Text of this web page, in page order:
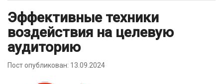
как защитить свой бизнес?
Эффективные техники
воздействия на целевую
аудиторию
Пост опубликован: 13.09.2024